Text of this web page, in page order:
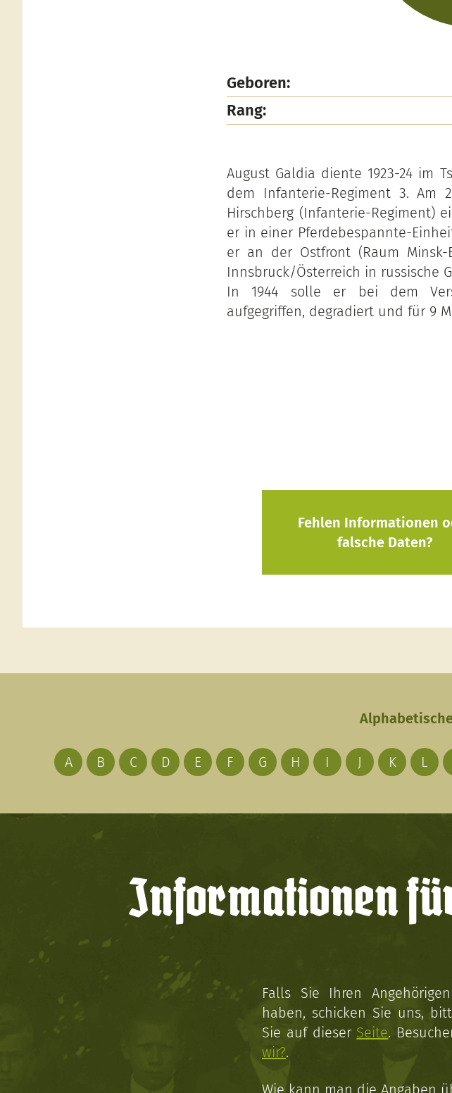
Geboren:
Rang:
August Galdia diente 1923-24 im
dem Infanterie-Regiment 3. Am
Hirschberg (Infanterie-Regiment)
er in einer Pferdebespannte-
er an der Ostfront (Raum Minsk-
Innsbruck/Österreich in russische
In 1944 solle er bei dem
aufgegriffen, degradiert und für 9
Fehlen Informationen
falsche Daten?
A B C D E F G H I J K L
Informationen
Falls Sie Ihren
haben, schicken Sie uns,
Sie auf dieser Seite.
wir?.
Wie kann man die Angaben